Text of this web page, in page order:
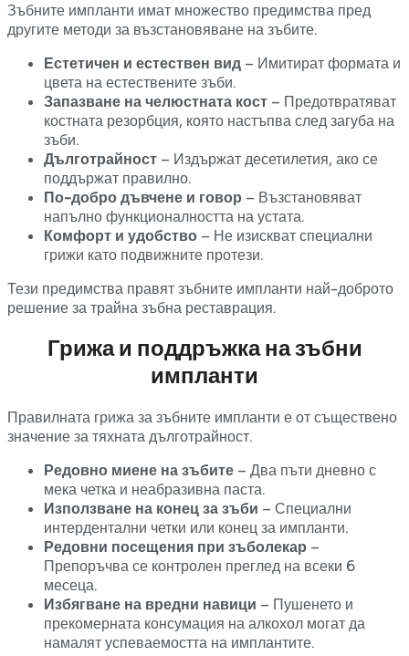
Зъбните импланти имат множество предимства пред
другите методи за възстановяване на зъбите.
Естетичен и естествен вид – Имитират формата и
цвета на естествените зъби.
Запазване на челюстната кост – Предотвратяват
костната резорбция, която настъпва след загуба на
зъби.
Дълготрайност – Издържат десетилетия, ако се
поддържат правилно.
По-добро дъвчене и говор – Възстановяват
напълно функционалността на устата.
Комфорт и удобство – Не изискват специални
грижи като подвижните протези.
Тези предимства правят зъбните импланти най-доброто
решение за трайна зъбна реставрация.
Грижа и поддръжка на зъбни
импланти
Правилната грижа за зъбните импланти е от съществено
значение за тяхната дълготрайност.
Редовно миене на зъбите – Два пъти дневно с
мека четка и неабразивна паста.
Използване на конец за зъби – Специални
интердентални четки или конец за импланти.
Редовни посещения при зъболекар –
Препоръчва се контролен преглед на всеки 6
месеца.
Избягване на вредни навици – Пушенето и
прекомерната консумация на алкохол могат да
намалят успеваемостта на имплантите.